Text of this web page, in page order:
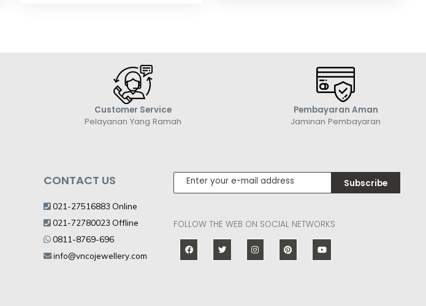
Customer Service
Pelayanan Yang Ramah
Pembayaran Aman
Jaminan Pembayaran
CONTACT US
021-27516883 Online
021-72780023 Offline
0811-8769-696
info@vncojewellery.com
Subscribe
FOLLOW THE WEB ON SOCIAL NETWORKS